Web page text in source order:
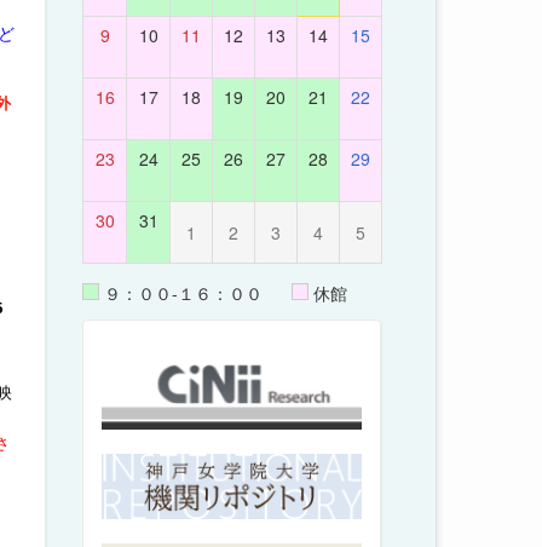
9 10 11 12 13 14 15
16 17 18 19 20 21 22
23 24 25 26 27 28 29
30 31 1 2 3 4 5
９：００-１６：００ 休館